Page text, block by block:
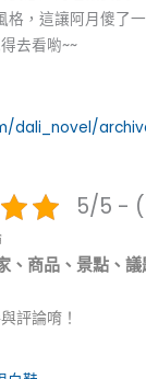
格，這讓阿月傻了
去看喲~~
dali_novel/
5/5 -
、商品、景點、
評論唷！